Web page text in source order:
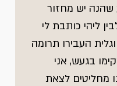
שהנה יש מחזור
ליהי כותבת לי
העבירו תרומה
בגעש, אני
מחליטים לצאת